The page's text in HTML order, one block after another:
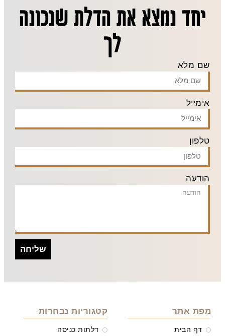
יחד נמצא את הדלת שנכונה
לך
שם מלא
אימייל
טלפון
הודעה
שליחה
מפת אתר
דף הבית
קטגוריות נבחרות
דלתות כניסה